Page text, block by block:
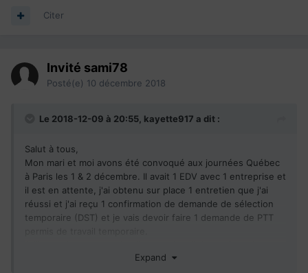
Citer
Invité sami78
Posté(e) 10 décembre 2018
Le 2018-12-09 à 20:55, kayette917 a dit :
Salut à tous,
Mon mari et moi avons été convoqué aux journées Québec
à Paris les 1 & 2 décembre. Il avait 1 EDV avec 1 entreprise et
il est en attente, j'ai obtenu sur place 1 entretien que j'ai
réussi et j'ai reçu 1 confirmation de demande de sélection
temporaire (DST) et je vais devoir faire 1 demande de PTT
mais je dois créer 1 compte sur le site recruteur ; ce que je
Expand